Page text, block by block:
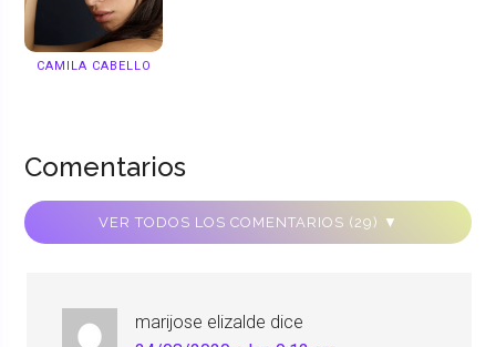
CAMILA CABELLO
Comentarios
VER TODOS LOS COMENTARIOS (29) ▼
marijose elizalde dice